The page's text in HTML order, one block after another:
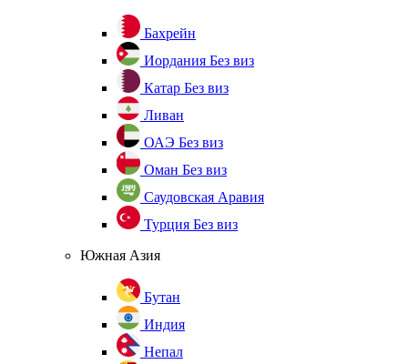
Бахрейн
Иордания Без виз
Катар Без виз
Ливан
ОАЭ Без виз
Оман Без виз
Саудовская Аравия
Турция Без виз
Южная Азия
Бутан
Индия
Непал